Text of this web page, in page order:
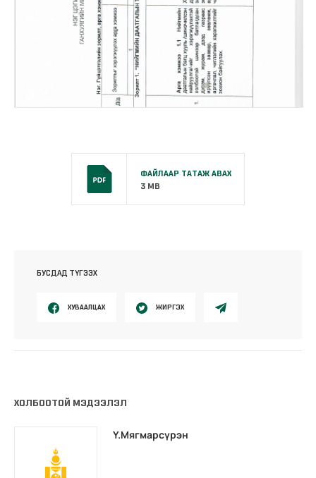
ФАЙЛААР ТАТАЖ АВАХ
3 MB
БУСДАД ТҮГЭЭХ
ХУВААЛЦАХ ЖИРГЭХ
ХОЛБООТОЙ МЭДЭЭЛЭЛ
Ү.Мягмарсүрэн